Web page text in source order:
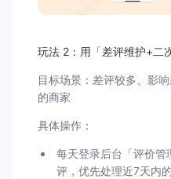
玩法 2：用「差评维护+二
目标场景：差评较多、影
的商家
具体操作：
每天登录后台「评价管
评，优先处理近7天内